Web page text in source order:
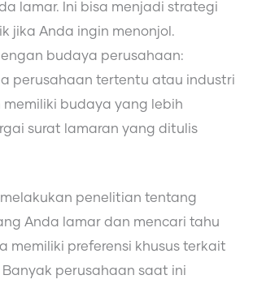
lamar. Ini bisa menjadi strategi
jika Anda ingin menonjol.
budaya perusahaan:
perusahaan tertentu atau industri
memiliki budaya yang lebih
surat lamaran yang ditulis
penelitian tentang
Anda lamar dan mencari tahu
memiliki preferensi khusus terkait
perusahaan saat ini